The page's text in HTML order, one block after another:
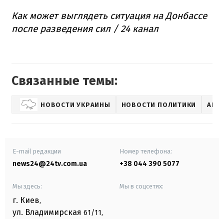
Как может выглядеть ситуация на Донбассе
после разведения сил / 24 канал
Связанные темы:
НОВОСТИ УКРАИНЫ НОВОСТИ ПОЛИТИКИ
E-mail редакции
news24@24tv.com.ua
Номер телефона:
+38 044 390 5077
Мы здесь:
г. Киев,
ул. Владимирская 61/11,
Мы в соцсетях: